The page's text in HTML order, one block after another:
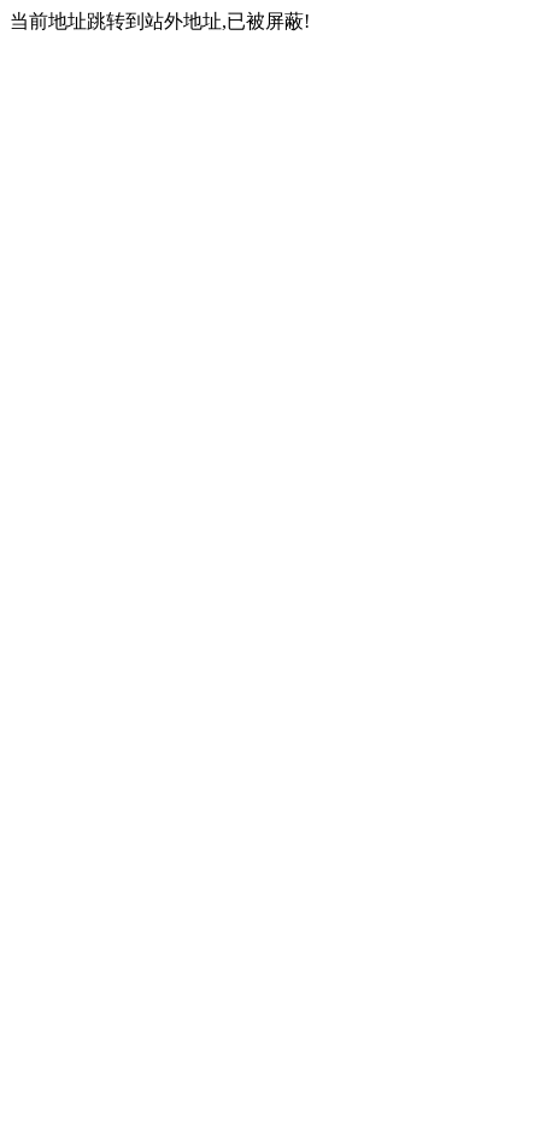
当前地址跳转到站外地址,已被屏蔽!